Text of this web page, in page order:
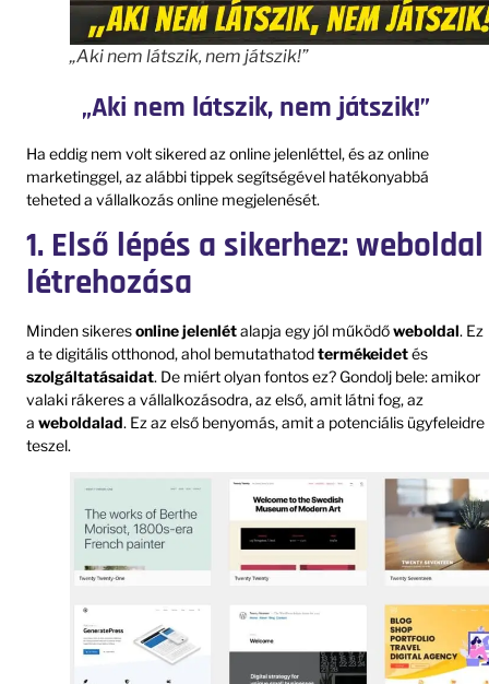
„Aki nem látszik, nem játszik!”
„Aki nem látszik, nem játszik!”
Ha eddig nem volt sikered az online jelenléttel, és az online
marketinggel, az alábbi tippek segítségével hatékonyabbá
teheted a vállalkozás online megjelenését.
1. Első lépés a sikerhez: weboldal
létrehozása
Minden sikeresonline jelenlétalapja egy jól működőweboldal. Ez
a te digitális otthonod, ahol bemutathatodtermékeidetés
szolgáltatásaidat. De miért olyan fontos ez? Gondolj bele: amikor
valaki rákeres a vállalkozásodra, az első, amit látni fog, az
a weboldalad. Ez az első benyomás, amit a potenciális ügyfeleidre
teszel.